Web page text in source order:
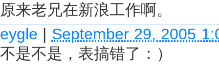
原来老兄在新浪工作啊。
eygle | September 29, 2005
不是不是，表搞错了：）